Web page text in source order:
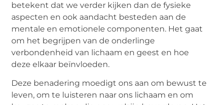
betekent dat we verder kijken dan de fysieke
aspecten en ook aandacht besteden aan de
mentale en emotionele componenten. Het gaat
om het begrijpen van de onderlinge
verbondenheid van lichaam en geest en hoe
deze elkaar beïnvloeden.
Deze benadering moedigt ons aan om bewust te
leven, om te luisteren naar ons lichaam en om